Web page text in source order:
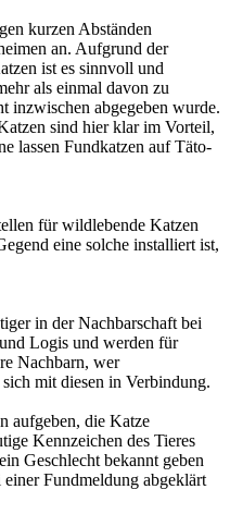
kurzen Abständen
an. Aufgrund der
ist es sinnvoll und
als einmal davon zu
inzwischen abgegeben wurde.
sind hier klar im Vorteil,
lassen Fundkatzen auf Täto-
für wildlebende Katzen
eine solche installiert ist,
in der Nachbarschaft bei
Logis und werden für
Nachbarn, wer
mit diesen in Verbindung.
aufgeben, die Katze
Kennzeichen des Tieres
Geschlecht bekannt geben
Fundmeldung abgeklärt